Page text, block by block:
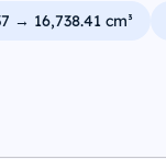
→ 16,738.41 cm³